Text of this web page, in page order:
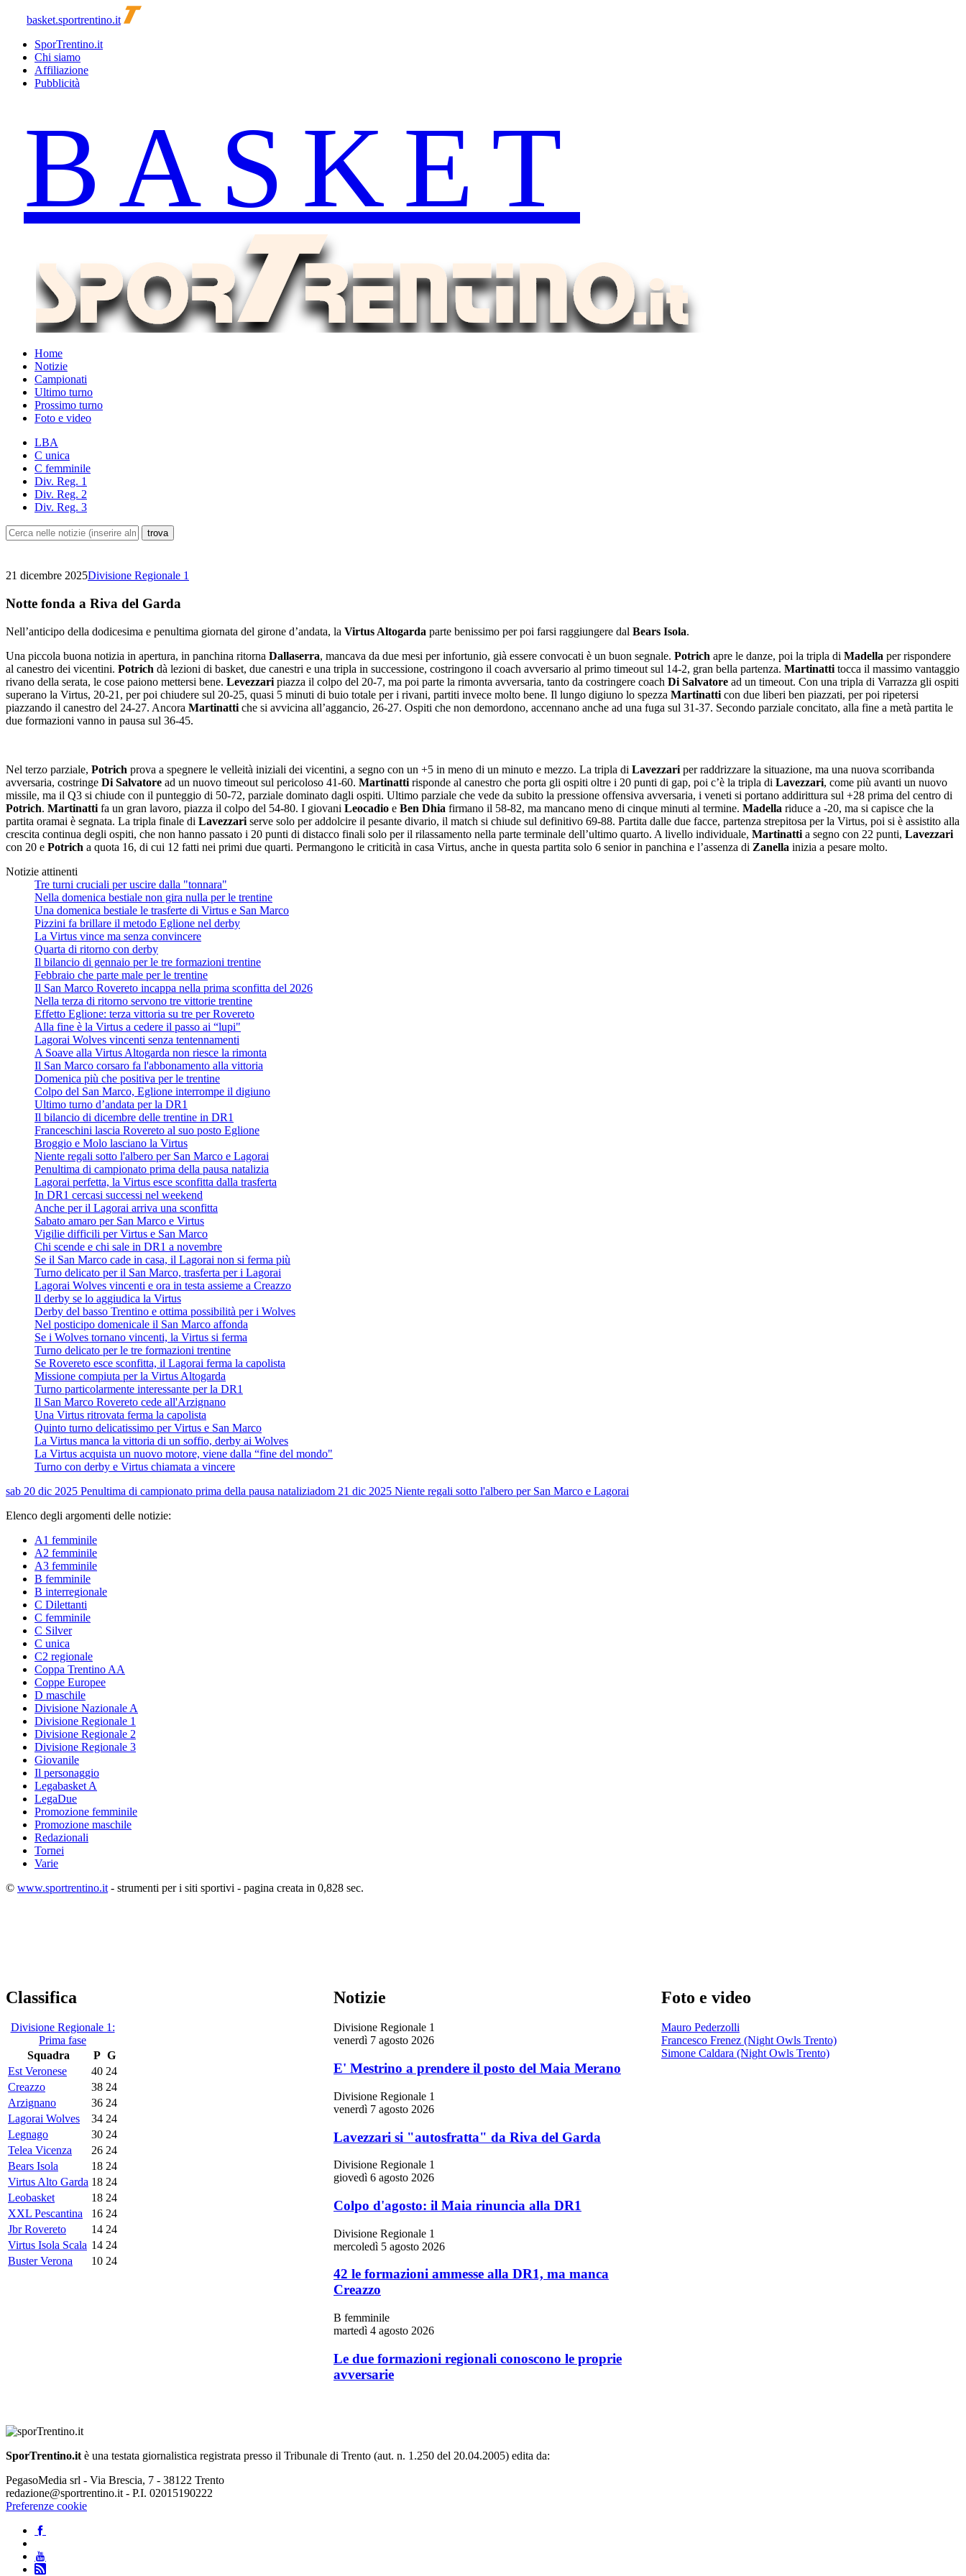
basket.sportrentino.it
SporTrentino.it
Chi siamo
Affiliazione
Pubblicità
Home
Notizie
Campionati
Ultimo turno
Prossimo turno
Foto e video
LBA
C unica
C femminile
Div. Reg. 1
Div. Reg. 2
Div. Reg. 3
21 dicembre 2025Divisione Regionale 1
Notte fonda a Riva del Garda
Nell’anticipo della dodicesima e penultima giornata del girone d’andata, la Virtus Altogarda parte benissimo per poi farsi raggiungere dal Bears Isola.
Una piccola buona notizia in apertura, in panchina ritorna Dallaserra, mancava da due mesi per infortunio, già essere convocati è un buon segnale. Potrich apre le danze, poi la tripla di Madella per rispondere
al canestro dei vicentini. Potrich dà lezioni di basket, due canestri e una tripla in successione, costringono il coach avversario al primo timeout sul 14-2, gran bella partenza. Martinatti tocca il massimo vantaggio
rivano della serata, le cose paiono mettersi bene. Levezzari piazza il colpo del 20-7, ma poi parte la rimonta avversaria, tanto da costringere coach Di Salvatore ad un timeout. Con una tripla di Varrazza gli ospiti
superano la Virtus, 20-21, per poi chiudere sul 20-25, quasi 5 minuti di buio totale per i rivani, partiti invece molto bene. Il lungo digiuno lo spezza Martinatti con due liberi ben piazzati, per poi ripetersi
piazzando il canestro del 24-27. Ancora Martinatti che si avvicina all’aggancio, 26-27. Ospiti che non demordono, accennano anche ad una fuga sul 31-37. Secondo parziale concitato, alla fine a metà partita le
due formazioni vanno in pausa sul 36-45.
Nel terzo parziale, Potrich prova a spegnere le velleità iniziali dei vicentini, a segno con un +5 in meno di un minuto e mezzo. La tripla di Lavezzari per raddrizzare la situazione, ma una nuova scorribanda
avversaria, costringe Di Salvatore ad un nuovo timeout sul pericoloso 41-60. Martinatti risponde al canestro che porta gli ospiti oltre i 20 punti di gap, poi c’è la tripla di Lavezzari, come più avanti un nuovo
missile, ma il Q3 si chiude con il punteggio di 50-72, parziale dominato dagli ospiti. Ultimo parziale che vede da subito la pressione offensiva avversaria, i veneti si portano addirittura sul +28 prima del centro di
Potrich. Martinatti fa un gran lavoro, piazza il colpo del 54-80. I giovani Leocadio e Ben Dhia firmano il 58-82, ma mancano meno di cinque minuti al termine. Madella riduce a -20, ma si capisce che la
partita oramai è segnata. La tripla finale di Lavezzari serve solo per addolcire il pesante divario, il match si chiude sul definitivo 69-88. Partita dalle due facce, partenza strepitosa per la Virtus, poi si è assistito alla
crescita continua degli ospiti, che non hanno passato i 20 punti di distacco finali solo per il rilassamento nella parte terminale dell’ultimo quarto. A livello individuale, Martinatti a segno con 22 punti, Lavezzari
con 20 e Potrich a quota 16, di cui 12 fatti nei primi due quarti. Permangono le criticità in casa Virtus, anche in questa partita solo 6 senior in panchina e l’assenza di Zanella inizia a pesare molto.
Notizie attinenti
Tre turni cruciali per uscire dalla "tonnara"
Nella domenica bestiale non gira nulla per le trentine
Una domenica bestiale le trasferte di Virtus e San Marco
Pizzini fa brillare il metodo Eglione nel derby
La Virtus vince ma senza convincere
Quarta di ritorno con derby
Il bilancio di gennaio per le tre formazioni trentine
Febbraio che parte male per le trentine
Il San Marco Rovereto incappa nella prima sconfitta del 2026
Nella terza di ritorno servono tre vittorie trentine
Effetto Eglione: terza vittoria su tre per Rovereto
Alla fine è la Virtus a cedere il passo ai “lupi"
Lagorai Wolves vincenti senza tentennamenti
A Soave alla Virtus Altogarda non riesce la rimonta
Il San Marco corsaro fa l'abbonamento alla vittoria
Domenica più che positiva per le trentine
Colpo del San Marco, Eglione interrompe il digiuno
Ultimo turno d’andata per la DR1
Il bilancio di dicembre delle trentine in DR1
Franceschini lascia Rovereto al suo posto Eglione
Broggio e Molo lasciano la Virtus
Niente regali sotto l'albero per San Marco e Lagorai
Penultima di campionato prima della pausa natalizia
Lagorai perfetta, la Virtus esce sconfitta dalla trasferta
In DR1 cercasi successi nel weekend
Anche per il Lagorai arriva una sconfitta
Sabato amaro per San Marco e Virtus
Vigilie difficili per Virtus e San Marco
Chi scende e chi sale in DR1 a novembre
Se il San Marco cade in casa, il Lagorai non si ferma più
Turno delicato per il San Marco, trasferta per i Lagorai
Lagorai Wolves vincenti e ora in testa assieme a Creazzo
Il derby se lo aggiudica la Virtus
Derby del basso Trentino e ottima possibilità per i Wolves
Nel posticipo domenicale il San Marco affonda
Se i Wolves tornano vincenti, la Virtus si ferma
Turno delicato per le tre formazioni trentine
Se Rovereto esce sconfitta, il Lagorai ferma la capolista
Missione compiuta per la Virtus Altogarda
Turno particolarmente interessante per la DR1
Il San Marco Rovereto cede all'Arzignano
Una Virtus ritrovata ferma la capolista
Quinto turno delicatissimo per Virtus e San Marco
La Virtus manca la vittoria di un soffio, derby ai Wolves
La Virtus acquista un nuovo motore, viene dalla “fine del mondo"
Turno con derby e Virtus chiamata a vincere
sab 20 dic 2025 Penultima di campionato prima della pausa nataliziadom 21 dic 2025 Niente regali sotto l'albero per San Marco e Lagorai
Elenco degli argomenti delle notizie:
A1 femminile
A2 femminile
A3 femminile
B femminile
B interregionale
C Dilettanti
C femminile
C Silver
C unica
C2 regionale
Coppa Trentino AA
Coppe Europee
D maschile
Divisione Nazionale A
Divisione Regionale 1
Divisione Regionale 2
Divisione Regionale 3
Giovanile
Il personaggio
Legabasket A
LegaDue
Promozione femminile
Promozione maschile
Redazionali
Tornei
Varie
© www.sportrentino.it - strumenti per i siti sportivi - pagina creata in 0,828 sec.
Classifica
Divisione Regionale 1:
Prima fase
Squadra
P G
Est Veronese
40 24
Creazzo
38 24
Arzignano
36 24
Lagorai Wolves
34 24
Legnago
30 24
Telea Vicenza
26 24
Bears Isola
18 24
Virtus Alto Garda 18 24
Leobasket
18 24
XXL Pescantina
16 24
Jbr Rovereto
14 24
Virtus Isola Scala 14 24
Buster Verona
10 24
Notizie
Divisione Regionale 1
venerdì 7 agosto 2026
E' Mestrino a prendere il posto del Maia Merano
Divisione Regionale 1
venerdì 7 agosto 2026
Lavezzari si "autosfratta" da Riva del Garda
Divisione Regionale 1
giovedì 6 agosto 2026
Colpo d'agosto: il Maia rinuncia alla DR1
Divisione Regionale 1
mercoledì 5 agosto 2026
42 le formazioni ammesse alla DR1, ma manca
Creazzo
B femminile
martedì 4 agosto 2026
Le due formazioni regionali conoscono le proprie
avversarie
Foto e video
Mauro Pederzolli
Francesco Frenez (Night Owls Trento)
Simone Caldara (Night Owls Trento)
SporTrentino.it è una testata giornalistica registrata presso il Tribunale di Trento (aut. n. 1.250 del 20.04.2005) edita da:
PegasoMedia srl - Via Brescia, 7 - 38122 Trento
redazione@sportrentino.it - P.I. 02015190222
Preferenze cookie